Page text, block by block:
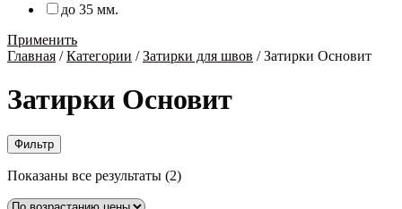
до 35 мм.
Применить
Главная /Категории /Затирки для швов /Затирки Основит
Затирки Основит
Фильтр
Показаны все результаты (2)Цены: